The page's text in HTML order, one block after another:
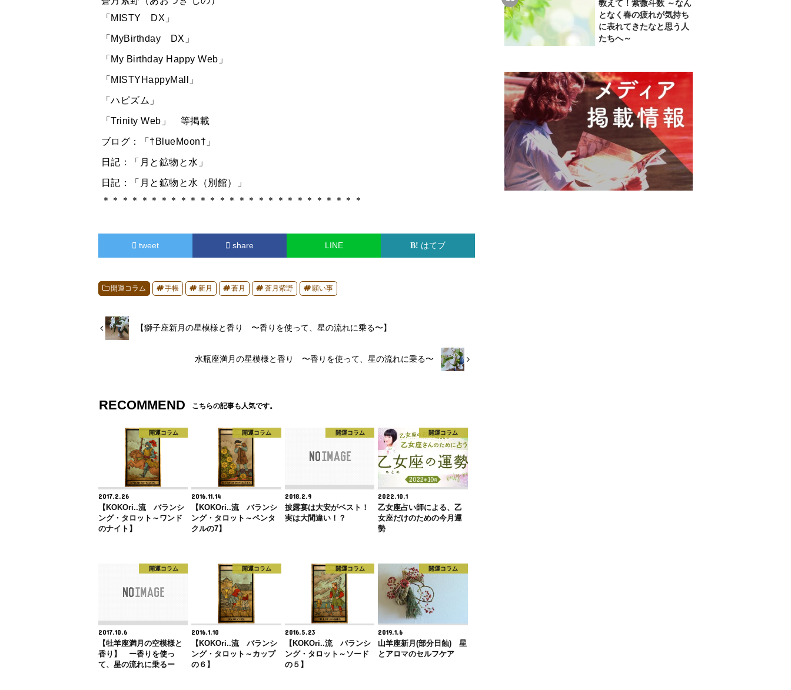
「MISTY DX」
「MyBirthday DX」
「My Birthday Happy Web」
「MISTYHappyMall」
「ハピズム」
「Trinity Web」 等掲載
ブログ：「†BlueMoon†」
日記：「月と鉱物と水」
日記：「月と鉱物と水（別館）」
＊＊＊＊＊＊＊＊＊＊＊＊＊＊＊＊＊＊＊＊＊＊＊＊＊＊＊
tweet share LINE はてブ
開運コラム 手帳 新月 蒼月 蒼月紫野 願い事
【獅子座新月の星模様と香り 〜香りを使って、星の流れに乗る〜】
水瓶座満月の星模様と香り 〜香りを使って、星の流れに乗る〜
RECOMMEND こちらの記事も人気です。
開運コラム
2017.2.26
【KOKOri..流 バランシ
ング・タロット～ワンド
のナイト】
開運コラム
2016.11.14
【KOKOri..流 バランシ
ング・タロット～ペンタ
クルの7】
開運コラム
2018.2.9
披露宴は大安がベスト！
実は大間違い！？
開運コラム
2022.10.1
乙女座占い師による、乙
女座だけのための今月運
勢
開運コラム
2017.10.6
【牡羊座満月の空模様と
香り】 ー香りを使っ
て、星の流れに乗るー
開運コラム
2016.1.10
【KOKOri..流 バランシ
ング・タロット～カップ
の６】
開運コラム
2016.5.23
【KOKOri..流 バランシ
ング・タロット～ソード
の５】
開運コラム
2019.1.6
山羊座新月(部分日蝕) 星
とアロマのセルフケア
教えて！紫微斗数 ～なん
となく春の疲れが気持ち
に表れてきたなと思う人
たちへ～